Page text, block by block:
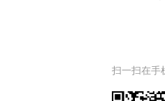
扫一扫在手